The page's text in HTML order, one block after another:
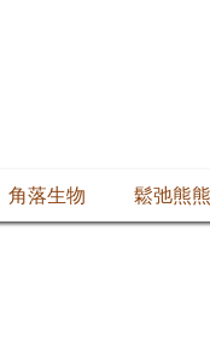
角落生物 鬆弛熊熊